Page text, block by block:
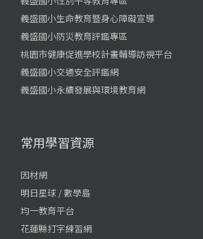
義盛國小生命教育暨身心障礙宣導
義盛國小防災教育評鑑專區
桃園市健康促進學校計畫輔導訪視平台
義盛國小交通安全評鑑網
義盛國小永續發展與環境教育網
常用學習資源
因材網
明日星球 / 數學島
均一教育平台
花蓮縣打字練習網